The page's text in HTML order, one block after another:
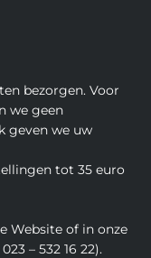
bezorgen. Voor
we geen
geven we uw
tot 35 euro
Website of in onze
– 532 16 22).